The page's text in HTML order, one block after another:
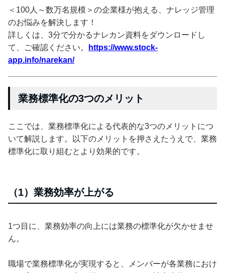
＜100人～数万名規模＞の企業様が抱える、ナレッジ管理
のお悩みを解決します！
詳しくは、3分で分かるナレカン資料をダウンロードし
て、ご確認ください。
https://www.stock-
app.info/narekan/
業務標準化の3つのメリット
ここでは、業務標準化による代表的な3つのメリットにつ
いて解説します。以下のメリットを押さえたうえで、業務
標準化に取り組むとより効果的です。
（1）業務効率が上がる
1つ目に、業務効率の向上には業務の標準化が欠かせませ
ん。
職場で業務標準化が実現すると、メンバーが各業務におけ